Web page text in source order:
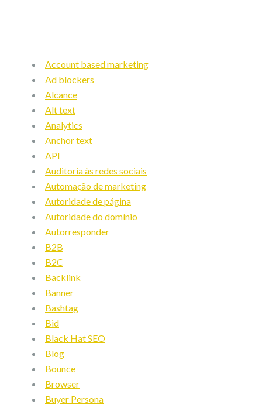
Account based marketing
Ad blockers
Alcance
Alt text
Analytics
Anchor text
API
Auditoria às redes sociais
Automação de marketing
Autoridade de página
Autoridade do domínio
Autorresponder
B2B
B2C
Backlink
Banner
Bashtag
Bid
Black Hat SEO
Blog
Bounce
Browser
Buyer Persona